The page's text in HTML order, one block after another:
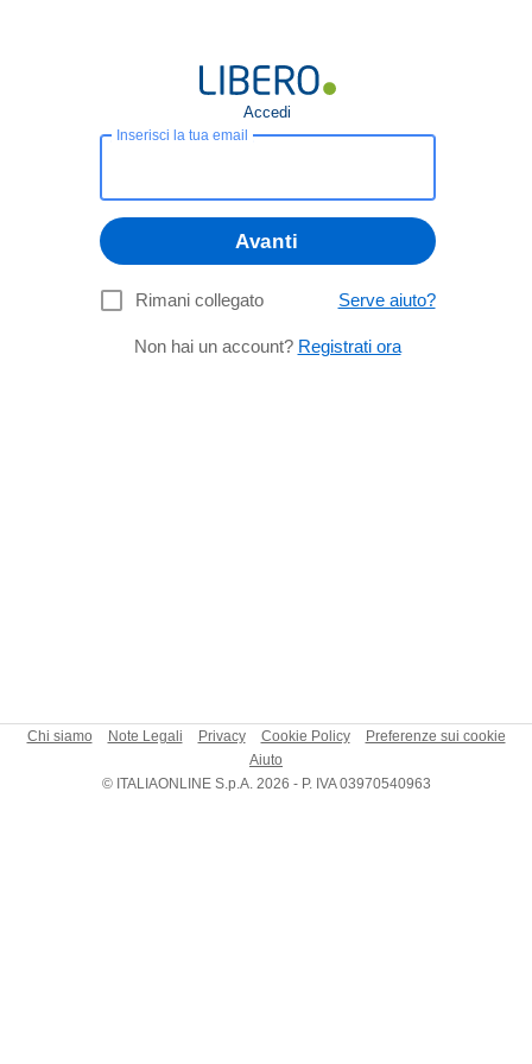
Accedi
Inserisci la tua email
Avanti
Rimani collegato Serve aiuto?
Non hai un account? Registrati ora
Chi siamo Note Legali Privacy Cookie Policy
Preferenze sui cookie
Aiuto
© ITALIAONLINE S.p.A. 2026 - P. IVA 03970540963